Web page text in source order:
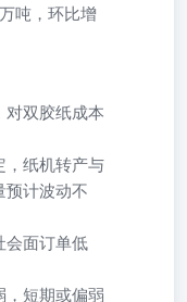
吨，环比增
对双胶纸成本
，纸机转产与
预计波动不
会面订单低
，短期或偏弱